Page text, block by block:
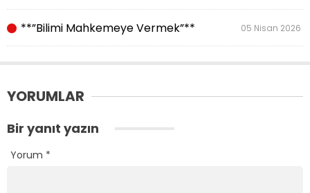
**”Bilimi Mahkemeye Vermek”** 05 Nisan 2026
YORUMLAR
Bir yanıt yazın
Yorum *